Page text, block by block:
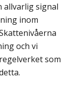
allvarlig signal
inom
och vi
som